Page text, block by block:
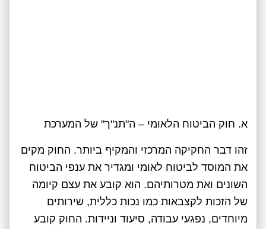
א. חוק הביטוח הלאומי – ה"תנ"ך" של המערכת
זהו דבר החקיקה המרכזי והמקיף ביותר. החוק מקים
את המוסד לביטוח לאומי ומגדיר את ענפי הביטוח
השונים ואת מטרותיהם. הוא קובע את עצם קיומה
של הזכות לקצבאות כמו נכות כללית, שירותים
מיוחדים, נפגעי עבודה, סיעוד וניידות. החוק קובע